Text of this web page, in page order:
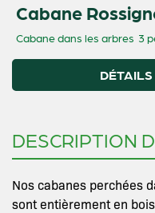
Cabane
Cabane dans les arbres 3
DESCRIPTION
Nos cabanes perchées
sont entièrement en